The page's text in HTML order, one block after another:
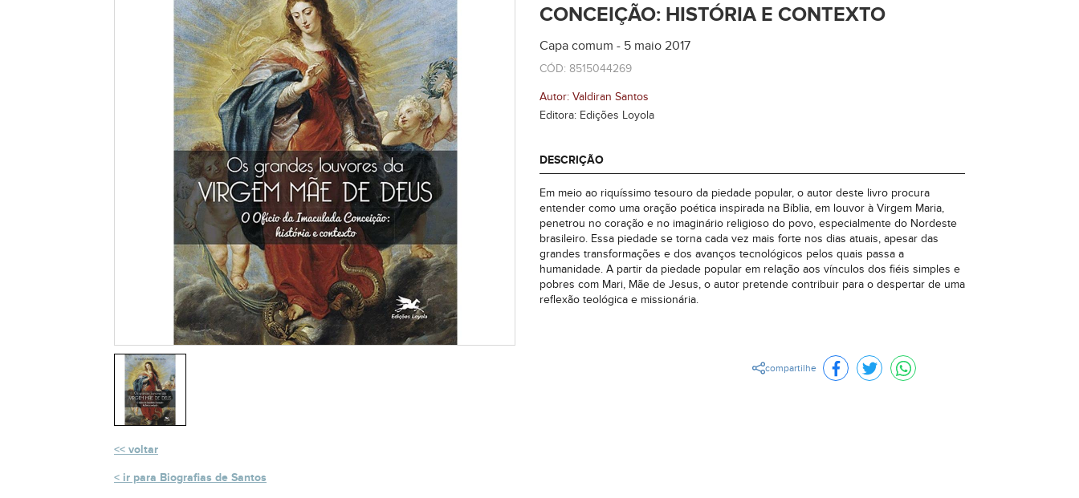
voltar
ir para Biografias de Santos
CONCEIÇÃO: HISTÓRIA E CONTEXTO
Capa comum - 5 maio 2017
CÓD: 8515044269
Autor: Valdiran Santos
Editora: Edições Loyola
DESCRIÇÃO
Em meio ao riquíssimo tesouro da piedade popular, o autor deste livro procura
entender como uma oração poética inspirada na Bíblia, em louvor à Virgem Maria,
penetrou no coração e no imaginário religioso do povo, especialmente do Nordeste
brasileiro. Essa piedade se torna cada vez mais forte nos dias atuais, apesar das
grandes transformações e dos avanços tecnológicos pelos quais passa a
humanidade. A partir da piedade popular em relação aos vínculos dos fiéis simples e
pobres com Mari, Mãe de Jesus, o autor pretende contribuir para o despertar de uma
reflexão teológica e missionária.
compartilhe